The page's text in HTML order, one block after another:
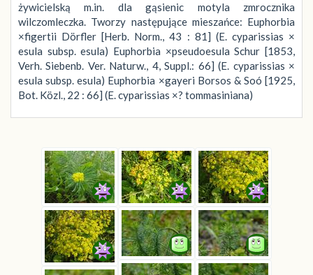
żywicielską m.in. dla gąsienic motyla zmrocznika
wilczomleczka. Tworzy następujące mieszańce: Euphorbia
×figertii Dörfler [Herb. Norm., 43 : 81] (E. cyparissias ×
esula subsp. esula) Euphorbia ×pseudoesula Schur [1853,
Verh. Siebenb. Ver. Naturw., 4, Suppl.: 66] (E. cyparissias ×
esula subsp. esula) Euphorbia ×gayeri Borsos & Soó [1925,
Bot. Közl., 22 : 66] (E. cyparissias ×? tommasiniana)